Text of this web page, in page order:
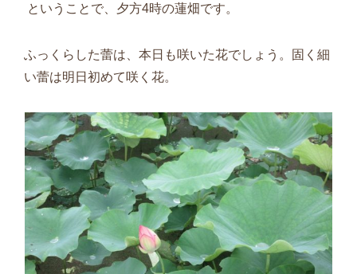
ということで、夕方4時の蓮畑です。
ふっくらした蕾は、本日も咲いた花でしょう。固く細
い蕾は明日初めて咲く花。